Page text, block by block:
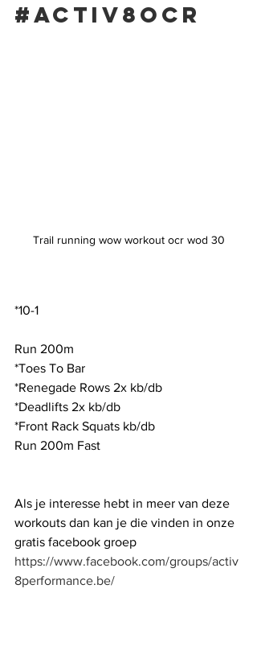
#activ8ocr
Trail running wow workout ocr wod 30
*10-1
Run 200m
*Toes To Bar
*Renegade Rows 2x kb/db
*Deadlifts 2x kb/db
*Front Rack Squats kb/db
Run 200m Fast
Als je interesse hebt in meer van deze
workouts dan kan je die vinden in onze
gratis facebook groep
https://www.facebook.com/groups/activ
8performance.be/